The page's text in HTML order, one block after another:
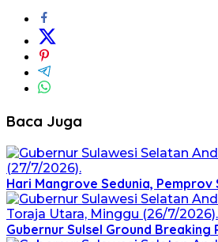
Baca Juga
Hari Mangrove Sedunia,
Gubernur Sulsel Ground